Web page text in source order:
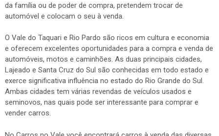
da família ou de poder de compra, pretendem trocar de
automóvel e colocam o seu à venda.
O Vale do Taquari e Rio Pardo são ricos em cultura e economia
e oferecem excelentes oportunidades para a compra e venda de
automóveis, motos e caminhões. As duas principais cidades,
Lajeado e Santa Cruz do Sul são conhecidas em todo estado e
exerce significativa influência no estado do Rio Grande do Sul.
Ambas cidades tem várias revendas de veículos usados e
seminovos, nas quais pode ser interessante para comprar e
vender carros.